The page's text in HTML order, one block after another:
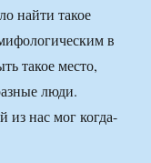
найти такое
в
такое место,
люди.
из нас мог когда-